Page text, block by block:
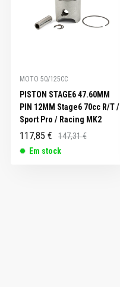
MOTO 50/125CC
PISTON STAGE6 47.60MM
PIN 12MM Stage6 70cc R/T /
Sport Pro / Racing MK2
117,85 €
147,31 €
Em stock